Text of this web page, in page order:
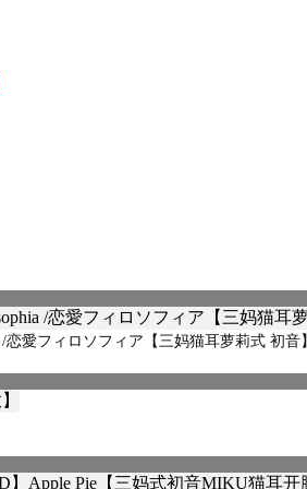
/恋愛フィロソフィア【三妈猫耳萝莉式 初音